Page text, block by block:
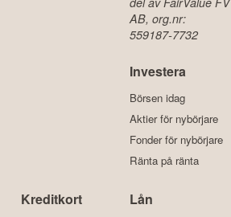
AB, org.nr:
559187-7732
Investera
Börsen idag
Aktier för nybörjare
Fonder för nybörjare
Ränta på ränta
Kreditkort Lån